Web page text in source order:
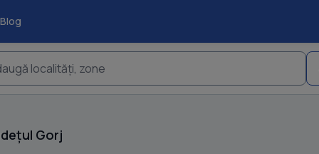
Blog
localități, zone
Gorj